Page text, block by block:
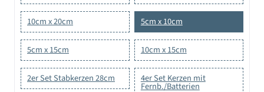
10cm x 20cm 5cm x 10cm
5cm x 15cm 10cm x 15cm
2er Set Stabkerzen 28cm 4er Set Kerzen mit
Fernb./Batterien